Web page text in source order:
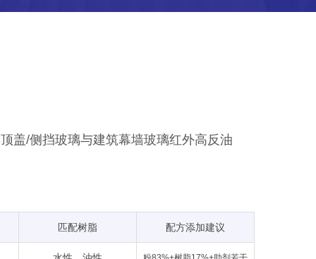
盖/侧挡玻璃与建筑幕墙玻璃红外高反油
匹配树脂 配方添加建议